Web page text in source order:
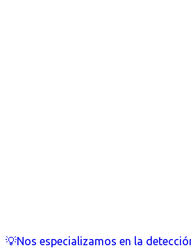
💡Nos especializamos en la